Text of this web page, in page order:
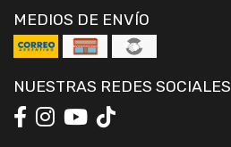
MEDIOS DE ENVÍO
NUESTRAS REDES SOCIALES